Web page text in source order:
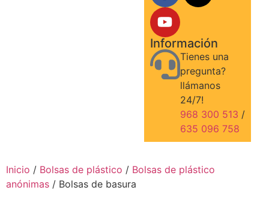
Información
Tienes una
pregunta?
llámanos
24/7!
968 300 513 /
635 096 758
Inicio / Bolsas de plástico / Bolsas de plástico
anónimas / Bolsas de basura